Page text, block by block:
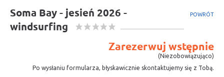
POWRÓT
Soma Bay - jesień 2026 -
windsurfing
Zarezerwuj wstępnie
(Niezobowiązująco)
Po wysłaniu formularza, błyskawicznie skontaktujemy się z Tobą.